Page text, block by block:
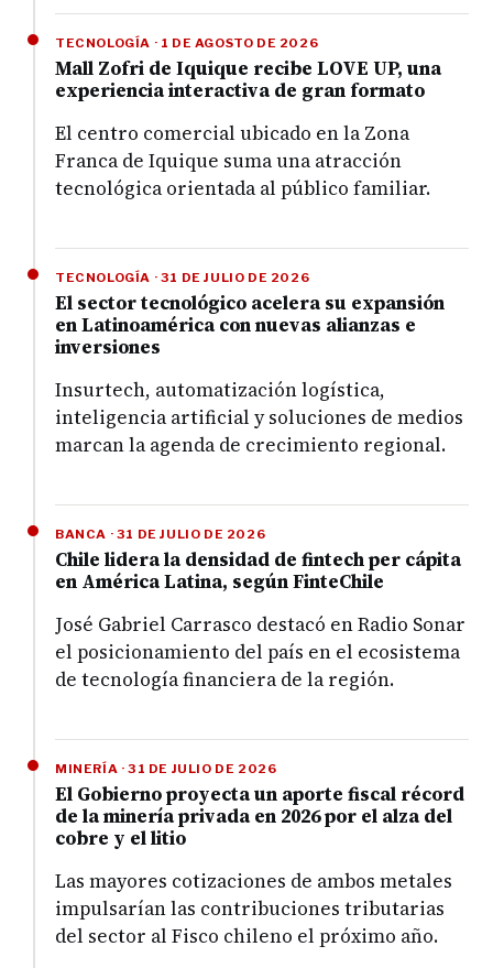
TECNOLOGÍA · 1 DE AGOSTO DE 2026
Mall Zofri de Iquique recibe LOVE UP, una
experiencia interactiva de gran formato
El centro comercial ubicado en la Zona
Franca de Iquique suma una atracción
tecnológica orientada al público familiar.
TECNOLOGÍA · 31 DE JULIO DE 2026
El sector tecnológico acelera su expansión
en Latinoamérica con nuevas alianzas e
inversiones
Insurtech, automatización logística,
inteligencia artificial y soluciones de medios
marcan la agenda de crecimiento regional.
BANCA · 31 DE JULIO DE 2026
Chile lidera la densidad de fintech per cápita
en América Latina, según FinteChile
José Gabriel Carrasco destacó en Radio Sonar
el posicionamiento del país en el ecosistema
de tecnología financiera de la región.
MINERÍA · 31 DE JULIO DE 2026
El Gobierno proyecta un aporte fiscal récord
de la minería privada en 2026 por el alza del
cobre y el litio
Las mayores cotizaciones de ambos metales
impulsarían las contribuciones tributarias
del sector al Fisco chileno el próximo año.